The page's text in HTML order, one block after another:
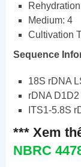
Medium: 4
Cultivation
Sequence
18S rDNA
rDNA D1D2
ITS1-5.8S
*** Xem
NBRC